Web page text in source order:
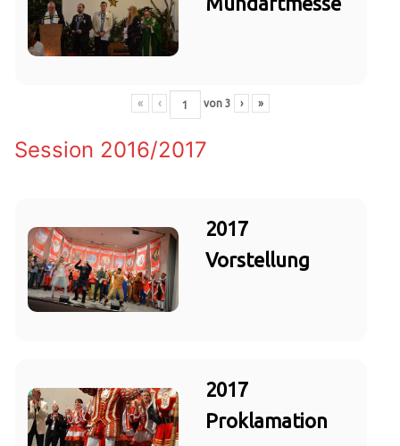
« ‹ von 3 › »
Session 2016/2017
2017
Vorstellung
2017
Proklamation